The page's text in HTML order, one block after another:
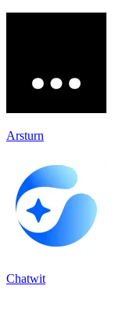
Arsturn
Chatwit